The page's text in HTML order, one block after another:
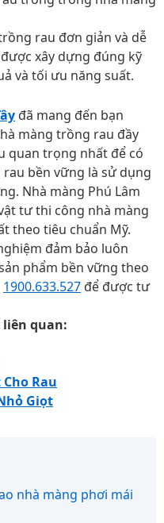
rau đơn giản và dễ
xây dựng đúng kỹ
và tối ưu năng suất.
đã mang đến bạn
màng trồng rau đầy
quan trọng nhất để có
bền vững là sử dụng
Nhà màng Phú Lâm
tư thi công nhà màng
theo tiêu chuẩn Mỹ.
đảm bảo luôn
phẩm bền vững theo
1900.633.527 để được tư
liên quan:
Rau
Giọt
nhà màng phơi mái